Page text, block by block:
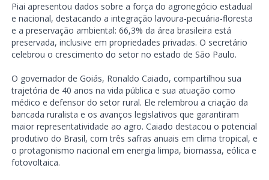
Piai apresentou dados sobre a força do agronegócio estadual
e nacional, destacando a integração lavoura-pecuária-floresta
e a preservação ambiental: 66,3% da área brasileira está
preservada, inclusive em propriedades privadas. O secretário
celebrou o crescimento do setor no estado de São Paulo.
O governador de Goiás, Ronaldo Caiado, compartilhou sua
trajetória de 40 anos na vida pública e sua atuação como
médico e defensor do setor rural. Ele relembrou a criação da
bancada ruralista e os avanços legislativos que garantiram
maior representatividade ao agro. Caiado destacou o potencial
produtivo do Brasil, com três safras anuais em clima tropical, e
o protagonismo nacional em energia limpa, biomassa, eólica e
fotovoltaica.